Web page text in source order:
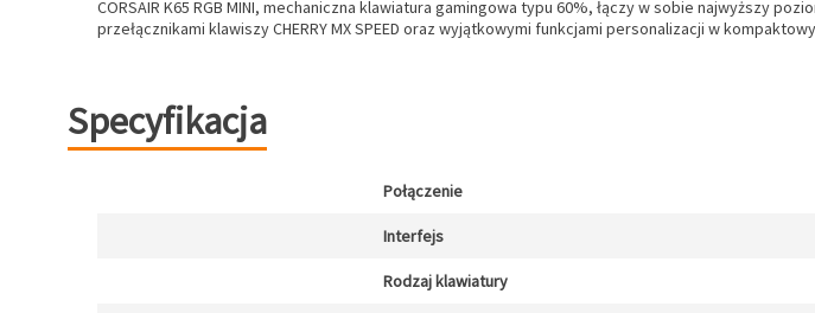
CORSAIR K65 RGB MINI, mechaniczna klawiatura gamingowa typu 60%, łączy w sobie najwyższy
przełącznikami klawiszy CHERRY MX SPEED oraz wyjątkowymi funkcjami personalizacji w
Specyfikacja
Połączenie
Interfejs
Rodzaj klawiatury